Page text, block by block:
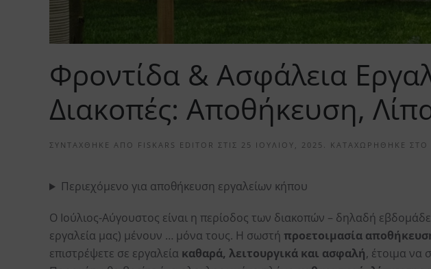
Φροντίδα & Ασφάλεια
Διακοπές: Αποθήκευση,
ΣΥΝΤΆΧΘΗΚΕ ΑΠΌ FISKARS EDITOR ΣΤΙΣ 25 ΙΟΥΛΊΟΥ, 2025 . ΚΑΤΑΧΩΡΉΘΗΚΕ ΣΤΟ
Περιεχόμενο για αποθήκευση εργαλείων κήπου
Ο Ιούλιος-Αύγουστος είναι η περίοδος των διακοπών – δηλαδή
εργαλεία μας) μένουν … μόνα τους. Η σωστή προετοιμασία
επιστρέψετε σε εργαλεία καθαρά, λειτουργικά και ασφαλή, έτοιμα να